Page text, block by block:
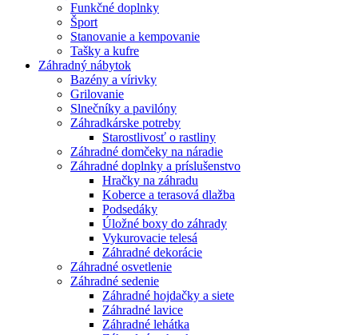
Funkčné doplnky
Šport
Stanovanie a kempovanie
Tašky a kufre
Záhradný nábytok
Bazény a vírivky
Grilovanie
Slnečníky a pavilóny
Záhradkárske potreby
Starostlivosť o rastliny
Záhradné domčeky na náradie
Záhradné doplnky a príslušenstvo
Hračky na záhradu
Koberce a terasová dlažba
Podsedáky
Úložné boxy do záhrady
Vykurovacie telesá
Záhradné dekorácie
Záhradné osvetlenie
Záhradné sedenie
Záhradné hojdačky a siete
Záhradné lavice
Záhradné lehátka